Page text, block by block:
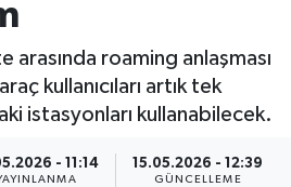
arasında roaming anlaşması
kullanıcıları artık tek
istasyonları kullanabilecek.
- 11:14 15.05.2026 - 12:39
GÜNCELLEME